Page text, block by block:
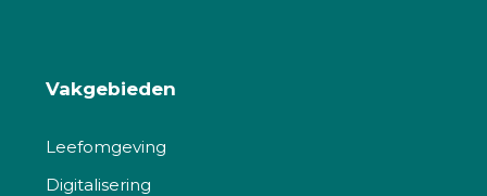
Vakgebieden
Leefomgeving
Digitalisering